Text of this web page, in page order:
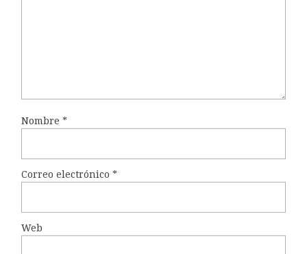
Nombre *
Correo electrónico *
Web